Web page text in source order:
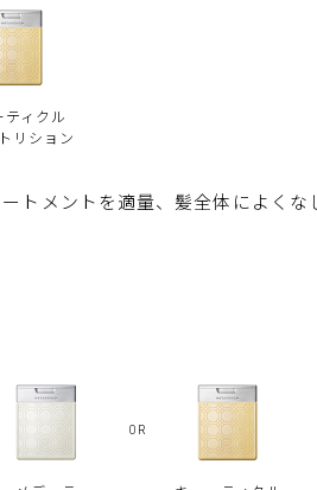
ティクル
リション
トメントを適量、髪全体によく
OR